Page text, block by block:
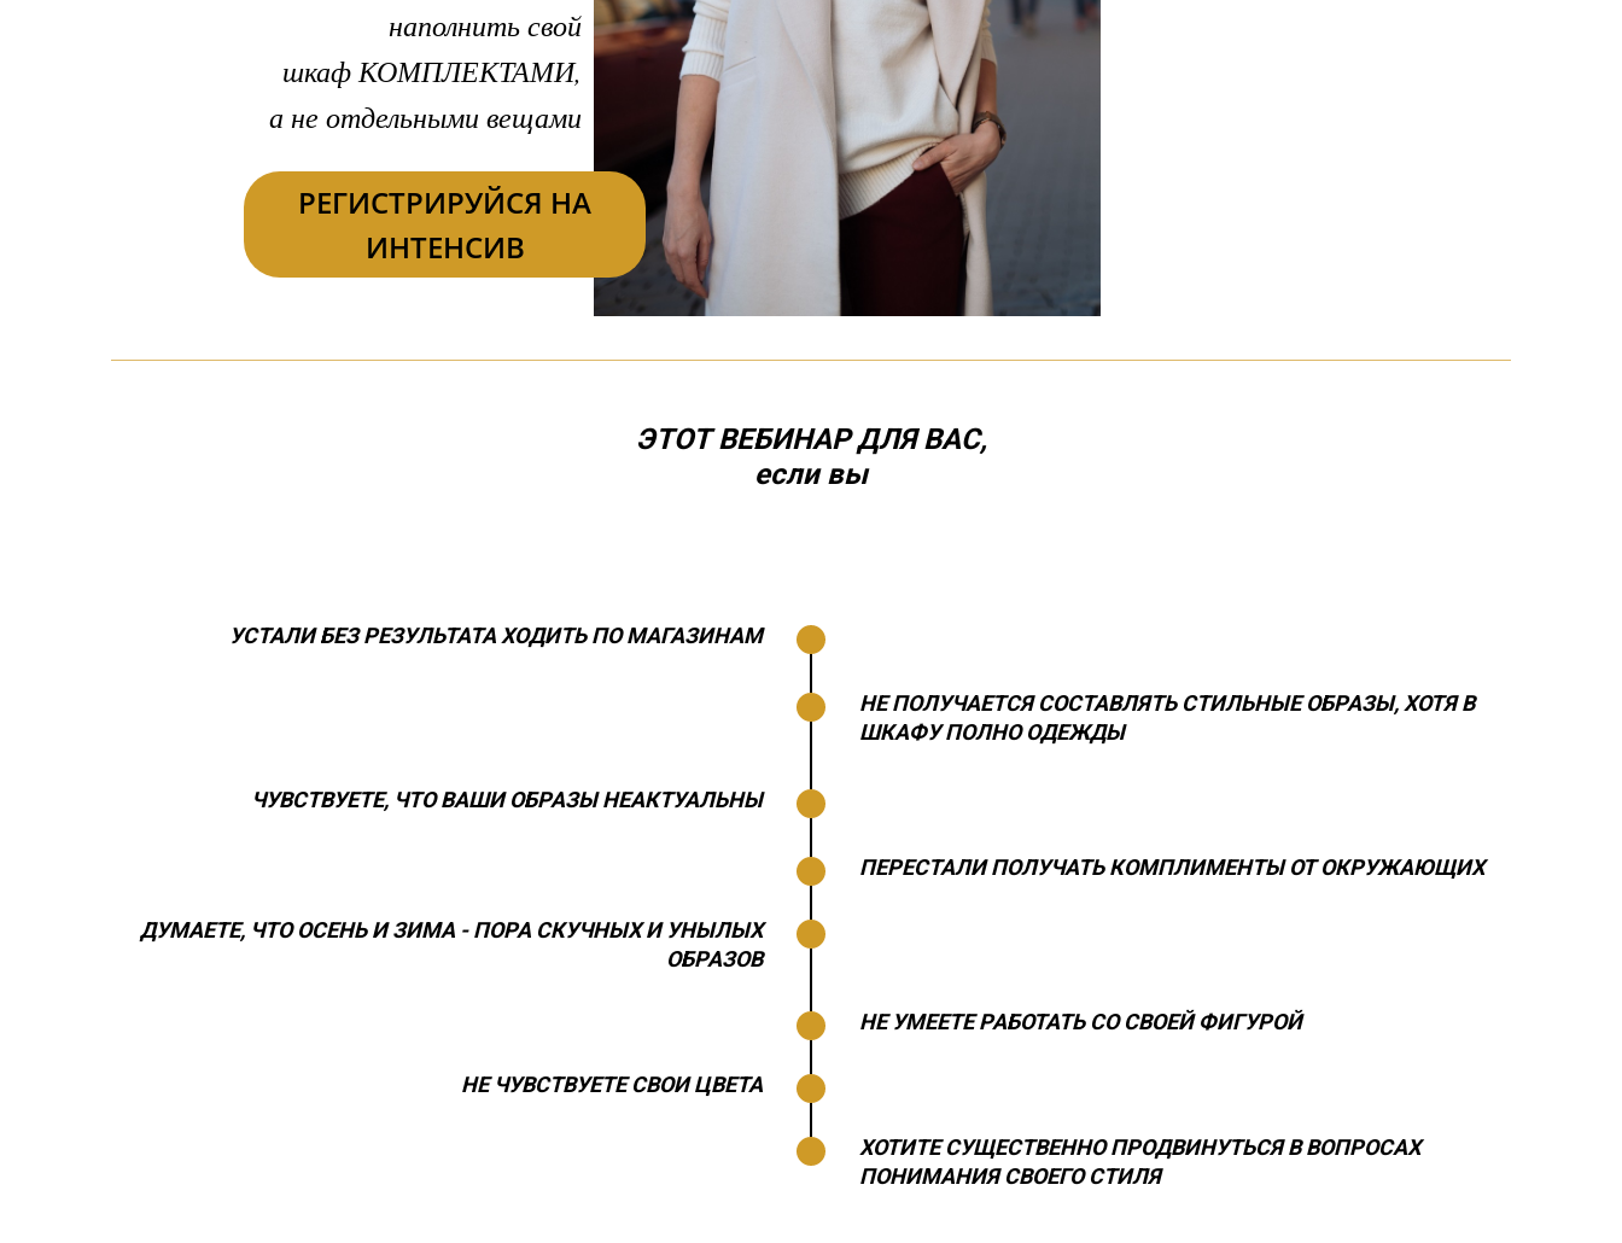
наполнить свой
шкаф КОМПЛЕКТАМИ,
а не отдельными вещами
РЕГИСТРИРУЙСЯ НА
ИНТЕНСИВ
ЭТОТ ВЕБИНАР ДЛЯ ВАС,
если вы
УСТАЛИ БЕЗ РЕЗУЛЬТАТА ХОДИТЬ ПО МАГАЗИНАМ
НЕ ПОЛУЧАЕТСЯ СОСТАВЛЯТЬ СТИЛЬНЫЕ ОБРАЗЫ, ХОТЯ В
ШКАФУ ПОЛНО ОДЕЖДЫ
ЧУВСТВУЕТЕ, ЧТО ВАШИ ОБРАЗЫ НЕАКТУАЛЬНЫ
ПЕРЕСТАЛИ ПОЛУЧАТЬ КОМПЛИМЕНТЫ ОТ ОКРУЖАЮЩИХ
ДУМАЕТЕ, ЧТО ОСЕНЬ И ЗИМА - ПОРА СКУЧНЫХ И УНЫЛЫХ
ОБРАЗОВ
НЕ УМЕЕТЕ РАБОТАТЬ СО СВОЕЙ ФИГУРОЙ
НЕ ЧУВСТВУЕТЕ СВОИ ЦВЕТА
ХОТИТЕ СУЩЕСТВЕННО ПРОДВИНУТЬСЯ В ВОПРОСАХ
ПОНИМАНИЯ СВОЕГО СТИЛЯ